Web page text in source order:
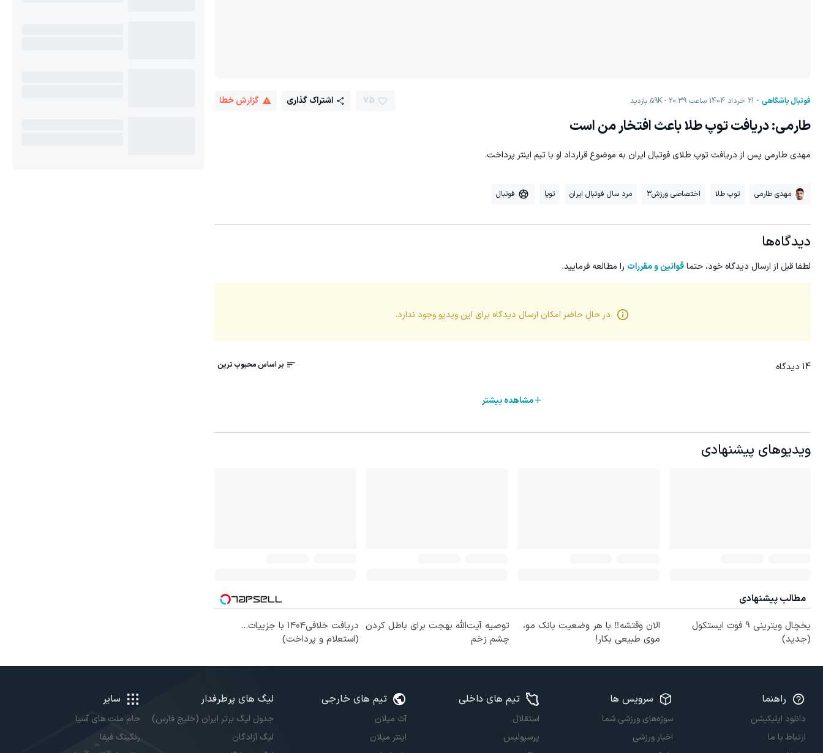
فوتبال باشگاهی 21 خرداد 1404 ساعت 20:39 59K بازدید 75 اشتراک گذاری گزارش خطا
طارمی: دریافت توپ طلا باعث افتخار من است
مهدی طارمی پس از دریافت توپ طلای فوتبال ایران به موضوع قرارداد او با تیم اینتر پرداخت.
مهدی طارمی توپ طلا اختصاصی ورزش3 مرد سال فوتبال ایران توپا فوتبال
دیدگاه‌ها
لطفا قبل از ارسال دیدگاه خود، حتماقوانین و مقررات را مطالعه فرمایید.
در حال حاضر امکان ارسال دیدگاه برای اینویدیو وجود ندارد.
14 دیدگاه
مشاهده بیشتر
ویدیوهای پیشنهادی
مطالب پیشنهادی
یخچال ویترینی 9 فوت ایستکول
(جدید)
الان وقتشه‼️ با هر وضعیت بانک مو،
موی طبیعی بکار!
توصیه آیت‌الله بهجت برای باطل کردن
چشم زخم
دریافت خلافی۱۴۰۴ با جزییات...
(استعلام و پرداخت)
راهنما
دانلود اپلیکیشن
ارتباط با ما
سرویس ها
سوژه‌های ورزشی شما
اخبار ورزشی
تیم های داخلی
استقلال
پرسپولیس
تیم های خارجی
آث میلان
اینتر میلان
لیگ های پرطرفدار
جدول لیگ برتر ایران (خلیج فارس)
لیگ آزادگان
سایر
جام ملت های آسیا
رنکینگ فیفا